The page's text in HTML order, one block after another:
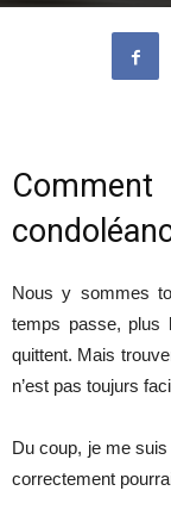
Nous y sommes
temps passe, plus
quittent. Mais
n’est pas toujurs
Du coup, je me
correctement